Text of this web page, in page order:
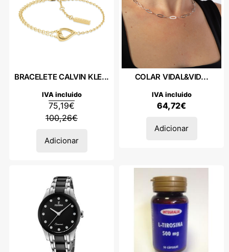
BRACELETE CALVIN KLE...
100,26€
75,19€
IVA incluido
Adicionar
COLAR VIDAL&VID...
64,72€
IVA incluido
Adicionar